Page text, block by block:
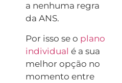
a nenhuma regra
da ANS.
Por isso se o plano
individual é a sua
melhor opção no
momento entre